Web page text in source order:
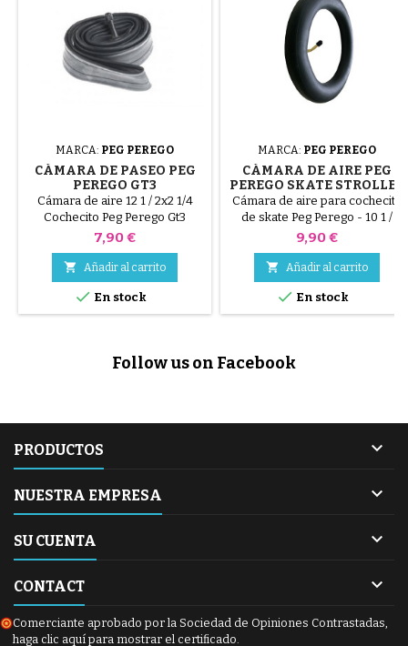
MARCA: PEG PEREGO
CÁMARA DE PASEO PEG
PEREGO GT3
Cámara de aire 12 1 / 2x2 1/4
Cochecito Peg Perego Gt3
Precio
7,90 €
 Añadir al carrito
 En stock
MARCA: PEG PEREGO
CÁMARA DE AIRE PEG
PEREGO SKATE STROLLER
Cámara de aire para cochecito
de skate Peg Perego - 10 1 /
2x17 / 8
Precio
9,90 €
 Añadir al carrito
 En stock
Follow us on Facebook
PRODUCTOS 
NUESTRA EMPRESA 
SU CUENTA 
CONTACT 
Comerciante aprobado por la Sociedad de Opiniones Contrastadas,
haga clic aquí para mostrar el certificado